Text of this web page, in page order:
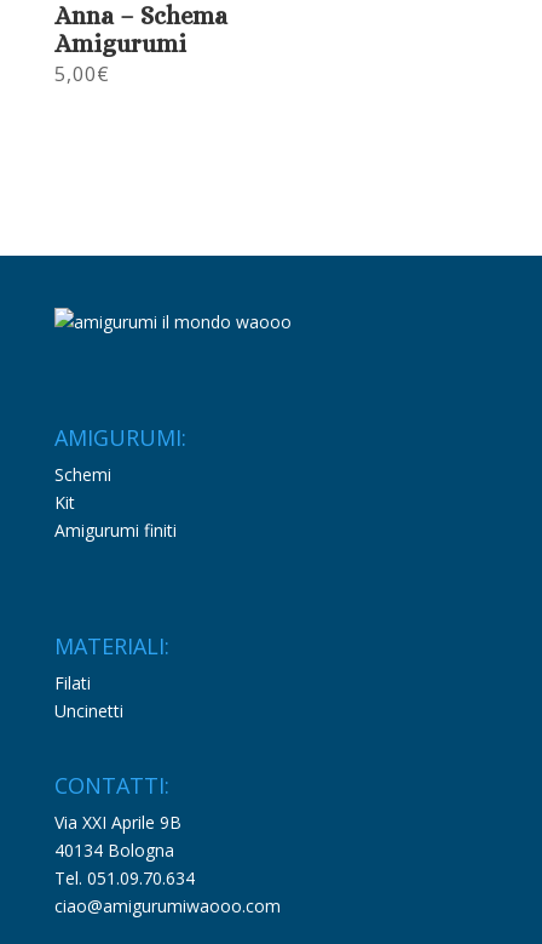
Anna – Schema
Amigurumi
5,00€
AMIGURUMI:
Schemi
Kit
Amigurumi finiti
MATERIALI:
Filati
Uncinetti
CONTATTI:
Via XXI Aprile 9B
40134 Bologna
Tel. 051.09.70.634
ciao@amigurumiwaooo.com